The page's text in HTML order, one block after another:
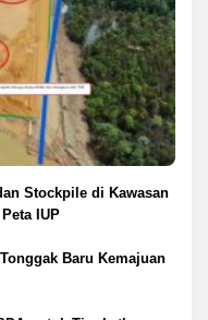
Stockpile di Kawasan
IUP
Baru Kemajuan